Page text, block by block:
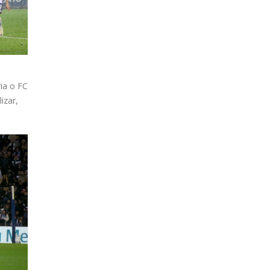
o FC